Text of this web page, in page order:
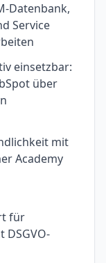
Datenbank,
Service
einsetzbar:
über
mit
Academy
für
DSGVO-